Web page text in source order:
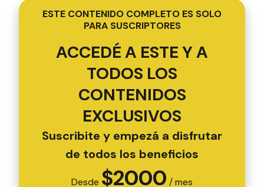
ESTE CONTENIDO COMPLETO ES SOLO
PARA SUSCRIPTORES
ACCEDÉ A ESTE Y A
TODOS LOS
CONTENIDOS
EXCLUSIVOS
Suscribite y empezá a disfrutar
de todos los beneficios
Desde $2000 / mes